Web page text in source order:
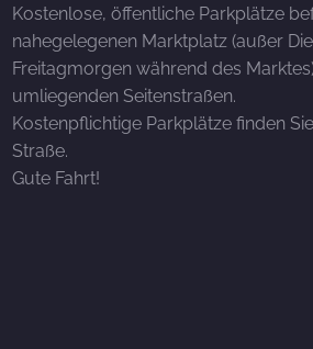
Kostenlose, öffentliche Parkplätze
nahegelegenen Marktplatz (außer
Freitagmorgen während des
umliegenden Seitenstraßen.
Kostenpflichtige Parkplätze finden
Straße.
Gute Fahrt!